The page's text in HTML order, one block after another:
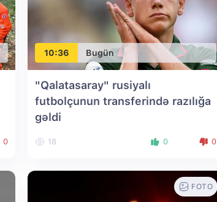
0
10:36 Bugün
"Qalatasaray" rusiyalı
futbolçunun transferində razılığa
gəldi
18 0 0
FOTO